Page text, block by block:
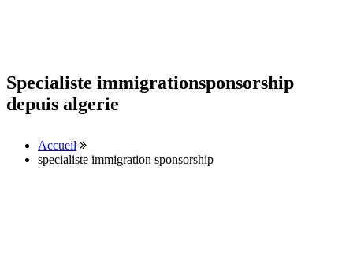
Specialiste immigrationsponsorship
depuis algerie
Accueil
specialiste immigration sponsorship